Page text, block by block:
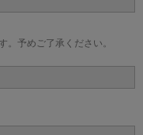
予めご了承ください。